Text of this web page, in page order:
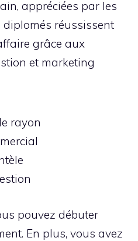
appréciées par les
réussissent
grâce aux
et marketing
rayon
pouvez débuter
En plus, vous avez